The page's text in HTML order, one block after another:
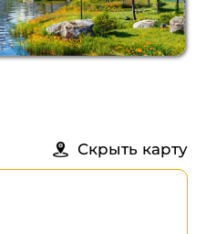
Скрыть карту